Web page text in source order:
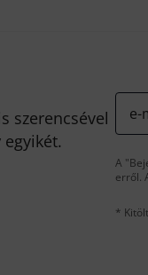
szerencsével
egyikét.
e-
A
erről.
*